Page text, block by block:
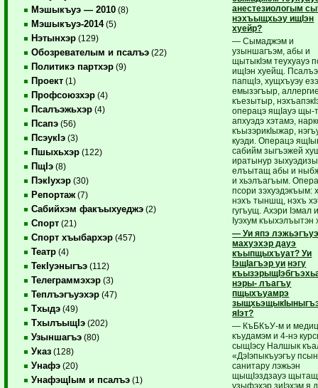
Мэшыкъуэ — 2010 (8)
Мэшыкъуэ-2014(5)
Нэтынхэр (129)
Обозревателым и псалъэ (22)
Политикэ партхэр (9)
Проект (1)
Профсоюзхэр (4)
Псалъэжьхэр (4)
Псапэ (56)
ПсэукIэ (3)
Пшыхьхэр (122)
ПщIэ (8)
ПэкIухэр (30)
Репортаж (7)
Сабийхэм факъыхуеджэ (2)
Спорт (21)
Спорт хъыбархэр (457)
Театр (4)
ТекIуэныгъэ (112)
Телеграммэхэр (3)
Теплъэгъуэхэр (47)
Тхыдэ (49)
ТхылъыщIэ (202)
Узыншагъэ (80)
Указ (128)
Унафэ (20)
УнафэщIым и псалъэ (1)
анестезиологым
нэхъыщхьэу ищIэн
хуейр?
— Сымаджэм и
узыншагъэм, абы и
щытыкIэм теухуауэ
ищIэн хуейщ.
папщIэ, хущхъуэу
емызэгъыр,
къезытыр,
операцэ ящIауэ щы-
апхуэдэ хэтамэ,
къызэрикIыжар,
куэди. Операцэ
сабийм зыгъэжей
иратынур
елъытащ абы и
и хьэлъагъым.
псори зэхуэдэкъым:
нэхъ тыншщ, нэхъ
гугъущ. Ахэри Iэмал
Iуэхум къыхэлъытэн
— Уи япэ
махуэхэр дауэ
къыпщыхъуат? Уи
IэщIагъэр уи нэгу
нэры- лъагъу
пщыхъуамрэ
яIэт?
— КъБКъУ-м и
къудамэм и 4-нэ
сыщIэсу Налшык
«ДэIэпыкъуэгъу
санитару лэжьэн
щыщIэздзауэ
узыфэхэр зиIэхэм я